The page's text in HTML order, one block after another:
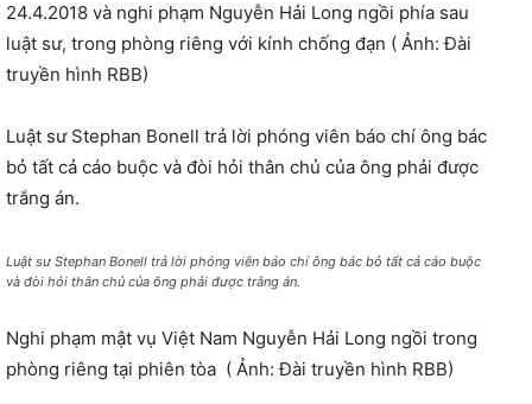
24.4.2018 và nghi phạm Nguyễn Hải Long ngồi phía sau
luật sư, trong phòng riêng với kính chống đạn ( Ảnh: Đài
truyền hình RBB)
Luật sư Stephan Bonell trả lời phóng viên báo chí ông bác
bỏ tất cả cáo buộc và đòi hỏi thân chủ của ông phải được
trắng án.
Luật sư Stephan Bonell trả lời phóng viên báo chí ông bác bỏ tất cả cáo buộc
và đòi hỏi thân chủ của ông phải được trắng án.
Nghi phạm mật vụ Việt Nam Nguyễn Hải Long ngồi trong
phòng riêng tại phiên tòa ( Ảnh: Đài truyền hình RBB)